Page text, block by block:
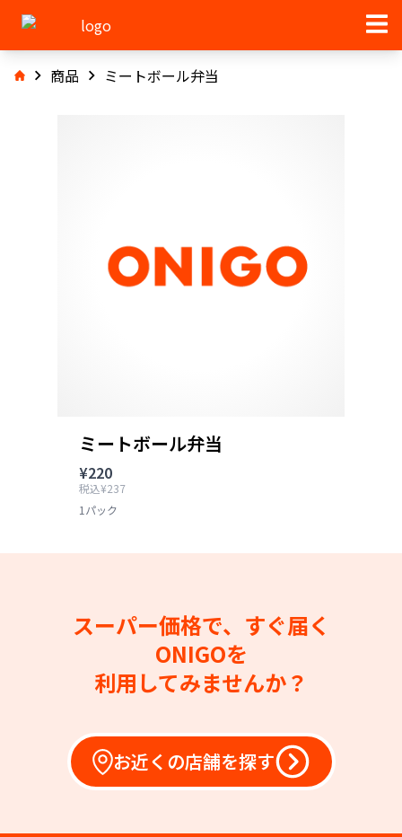
商品 ミートボール弁当
ミートボール弁当
¥220
税込¥237
1パック
スーパー価格で、すぐ届く
ONIGOを
利用してみませんか？
お近くの店舗を探す